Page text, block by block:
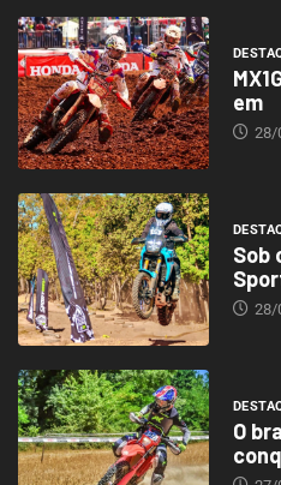
em
28/
Sob
28/
O